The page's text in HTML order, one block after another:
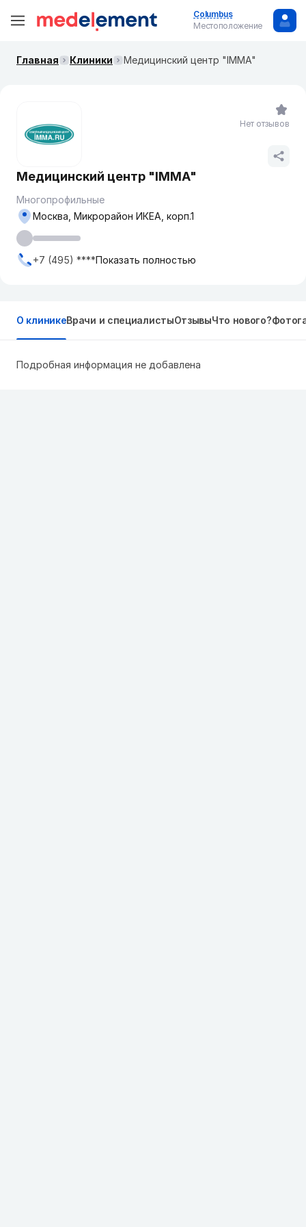
Columbus
Местоположение
Главная Клиники ​Медицинский центр "IMMA"
​Медицинский центр "IMMA"
Многопрофильные
Москва, Микрорайон ИКЕА, корп.1
+7 (495) ****Показать полностью
Нет отзывов
О клиникеВрачи и специалистыОтзывыЧто нового?
Подробная информация не добавлена